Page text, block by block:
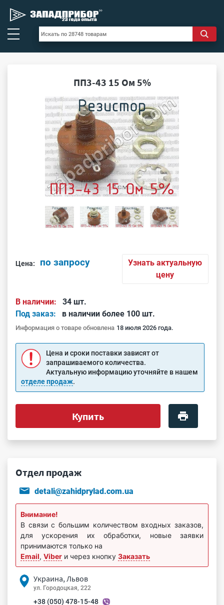
ПП3-43 15 Ом 5%
Цена: по запросу
Узнать актуальную
цену
В наличии:
34 шт.
Под заказ:
в наличии более 100 шт.
Информация о товаре обновлена 18 июля 2026 года.
Цена и сроки поставки зависят от
запрашиваемого количества.
Актуальную информацию уточняйте в нашем
отделе продаж.
Купить
Отдел продаж
detali@zahidprylad.com.ua
Внимание!
В связи с большим количеством входных заказов,
для ускорения их обработки, новые заявки
принимаются только на
Email, Viber и через кнопку Заказать
Украина, Львов
ул. Городоцкая, 222
+38 (050) 478-15-48